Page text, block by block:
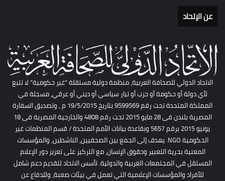
عن الإتحاد
الاتحاد الدولي للصحافة العربية، منظمة دولية مستقلة "غير حكومية" لا تتبع
لأي دولة أو حكومة أو حزب أو تيار سياسي أو ديني أو عرقي، مسجلة في
المملكة المتحدة تحت رقم 9599569 بتاريخ 19/5/2015 م , وتصديق السفارة
المصرية بلندن فى 28 مايو 2015 تحت رقم 4808 والخارجية المصرية فى 18
يونيو 2015 برقم 5657 وبقاعدة بيانات الأمم المتحدة / قسم المنظمات غير
الحكومية NGO. يهدف إلى الجمع بين الصحفيين، الناشطين، والمؤسسات
المعنية بحرية التعبير وحقوق الإنسان، مع التركيز على تعزيز دور الإعلام
المستقل في المجتمعات العربية والدولية. تأسس الاتحاد لتقديم دعم شامل
للأفراد والمؤسسات الإعلامية التي تعمل في بيئات صعبة، وللدفاع عن